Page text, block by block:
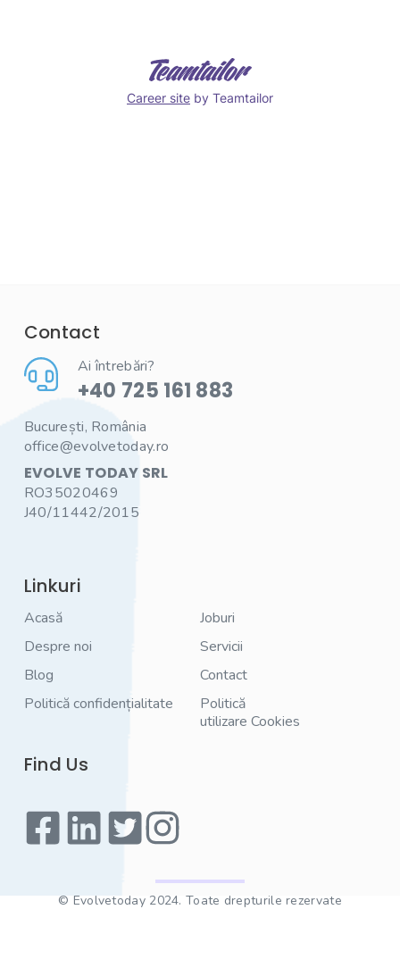
Career site by Teamtailor
Contact
Ai întrebări?
+40 725 161 883
București, România
office@evolvetoday.ro
EVOLVE TODAY SRL
RO35020469
J40/11442/2015
Linkuri
Acasă
Despre noi
Blog
Politică confidențialitate
Joburi
Servicii
Contact
Politică
utilizare Cookies
Find Us
© Evolvetoday 2024. Toate drepturile rezervate